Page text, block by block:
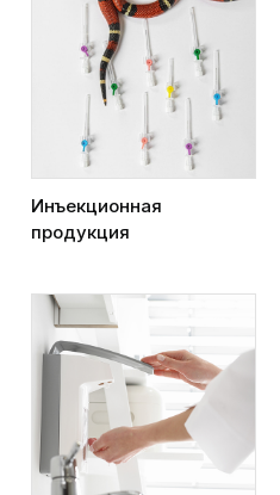
Инъекционная
продукция